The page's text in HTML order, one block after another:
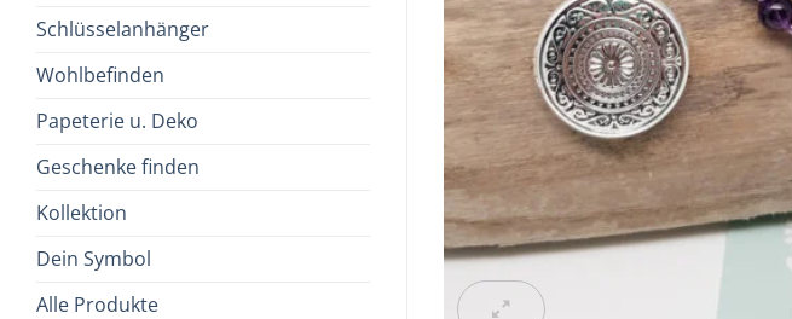
Schlüsselanhänger
Wohlbefinden
Papeterie u. Deko
Geschenke finden
Kollektion
Dein Symbol
Alle Produkte